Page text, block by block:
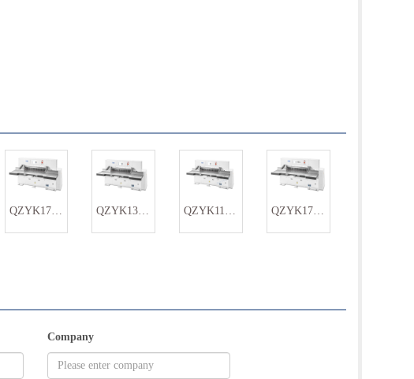
QZYK1700DW 高速自动切纸机 QZYK1370DW 程控切纸机 QZYK1150DW 液压程控切纸机 QZYK1700DF 触摸屏切纸机
Company